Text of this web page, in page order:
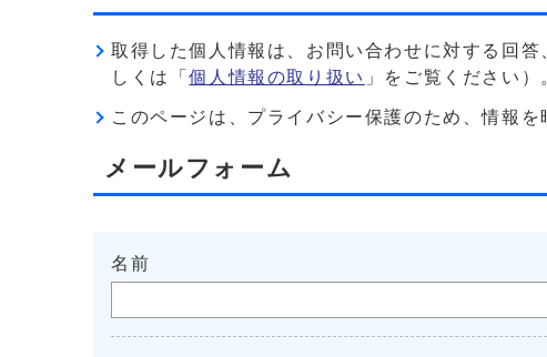
取得した個人情報は、お問い合わせに対する回
しくは「個人情報の取り扱い 」をご覧ください）
このページは、プライバシー保護のため、情報
メールフォーム
名前